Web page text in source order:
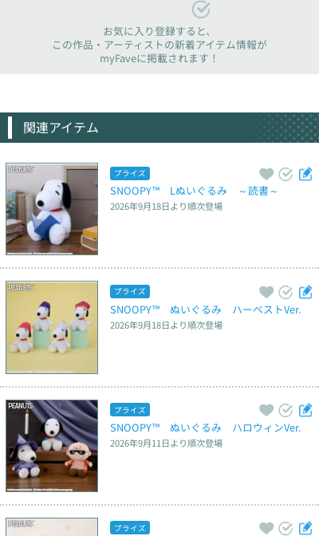
お気に入り登録すると、
この作品・アーティストの新着アイテム情報が
myFaveに掲載されます！
関連アイテム
プライズ
SNOOPY™　Lぬいぐるみ　～読書～
2026年9月18日より順次登場
プライズ
SNOOPY™　ぬいぐるみ　ハーベストVer.
2026年9月18日より順次登場
プライズ
SNOOPY™　ぬいぐるみ　ハロウィンVer.
2026年9月11日より順次登場
プライズ